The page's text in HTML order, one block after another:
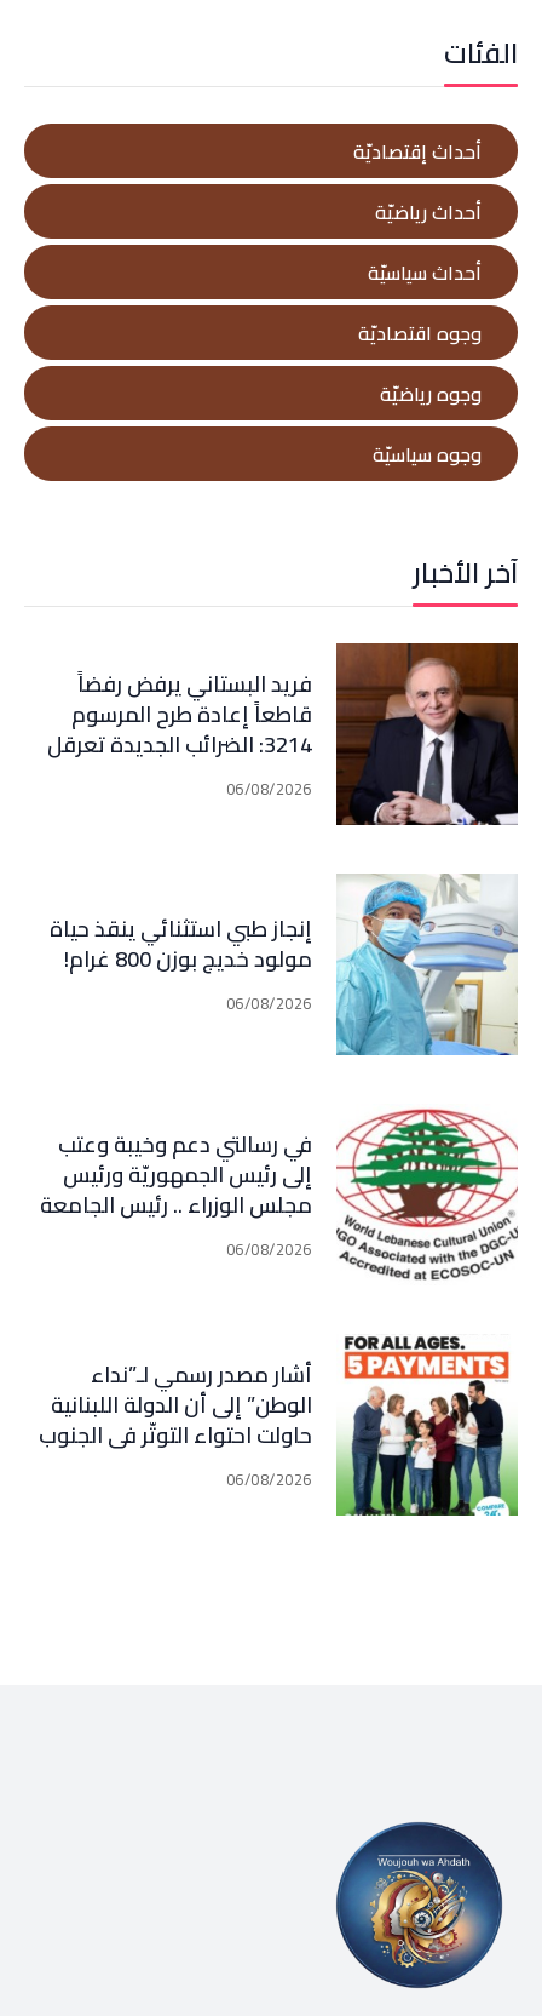
الفئات
أحداث إقتصاديّة
أحداث رياضيّة
أحداث سياسيّة
وجوه اقتصاديّة
وجوه رياضيّة
وجوه سياسيّة
آخر الأخبار
فريد البستاني يرفض رفضاً
قاطعاً إعادة طرح المرسوم
3214: الضرائب الجديدة تعرقل
التعافي الاقتصادي وتناقض
مبدأ الشراكة
06/08/2026
إنجاز طبي استثنائي ينقذ حياة
مولود خديج بوزن 800 غرام!
06/08/2026
في رسالتي دعم وخيبة وعتب
إلى رئيس الجمهوريّة ورئيس
مجلس الوزراء .. رئيس الجامعة
اللبنانية الثقافيّة في العالم
(WLCU) يؤكد دعم الدّولة06/08/2026
أشار مصدر رسمي لـ”نداء
الوطن” إلى أن الدولة اللبنانية
حاولت احتواء التوتّر في الجنوب
عبر إجراء سلسلة اتصالات
دبلوماسية وأمنية، لكن عدم
06/08/2026